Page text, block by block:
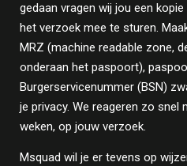
gedaan vragen wij jou een
het verzoek mee te sturen.
MRZ (machine readable zone,
onderaan het paspoort),
Burgerservicenummer (BSN)
je privacy. We reageren zo snel
weken, op jouw verzoek.
Msquad wil je er tevens op